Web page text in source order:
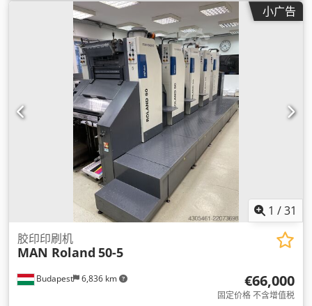
小广告
1 /31
Budapest 6,836 km
胶印印刷机
MAN Roland 50-5
€66,000
固定价格 不含增值税